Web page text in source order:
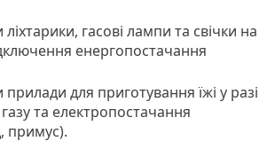
ліхтарики, гасові лампи та свічки на
енергопостачання
прилади для приготування їжі у разі
газу та електропостачання
примус).